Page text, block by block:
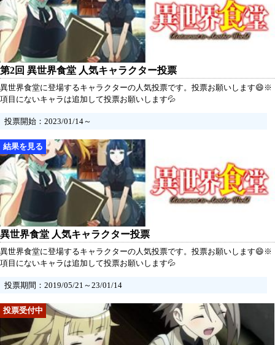
第2回 異世界食堂 人気キャラクター投票
異世界食堂に登場するキャラクターの人気投票です。投票お願いします😄※
項目にないキャラは追加して投票お願いします💦
投票開始：2023/01/14～
異世界食堂 人気キャラクター投票
異世界食堂に登場するキャラクターの人気投票です。投票お願いします😄※
項目にないキャラは追加して投票お願いします💦
投票期間：2019/05/21～23/01/14